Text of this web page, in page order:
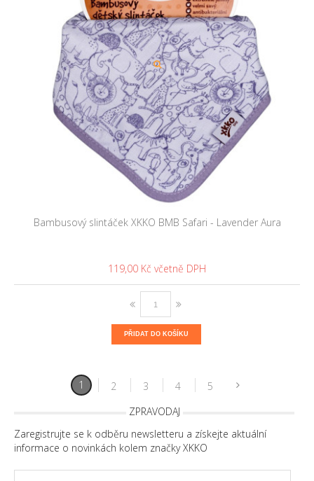
Bambusový slintáček XKKO BMB Safari - Lavender Aura
119,00 Kč
PŘIDAT DO KOŠÍKU
1 2 3 4
5
ZPRAVODAJ
Zaregistrujte se k odběru newsletteru a získejte aktuální
informace o novinkách kolem značky XKKO